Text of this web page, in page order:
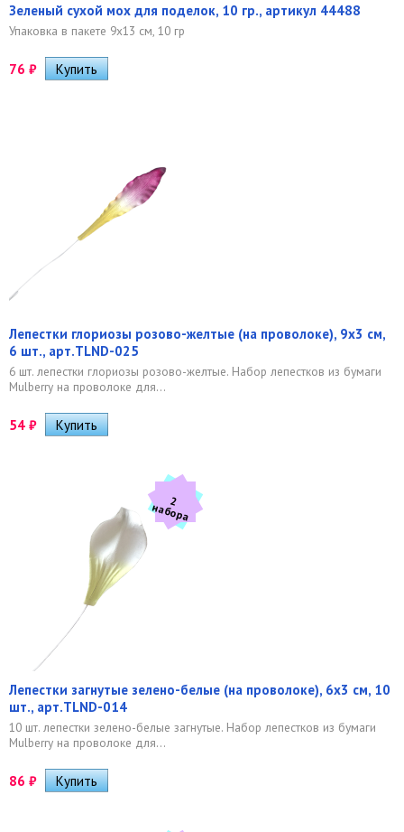
Зеленый сухой мох для поделок, 10 гр., артикул 44488
Упаковка в пакете 9х13 см, 10 гр
76 ₽
Лепестки глориозы розово-желтые (на проволоке), 9х3 см,
6 шт., арт.TLND-025
6 шт. лепестки глориозы розово-желтые. Набор лепестков из бумаги
Mulberry на проволоке для...
54 ₽
2
н
а
б
о
р
а
Лепестки загнутые зелено-белые (на проволоке), 6х3 см, 10
шт., арт.TLND-014
10 шт. лепестки зелено-белые загнутые. Набор лепестков из бумаги
Mulberry на проволоке для...
86 ₽